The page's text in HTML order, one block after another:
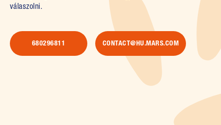
válaszolni.
680296811 CONTACT@HU.MARS.COM